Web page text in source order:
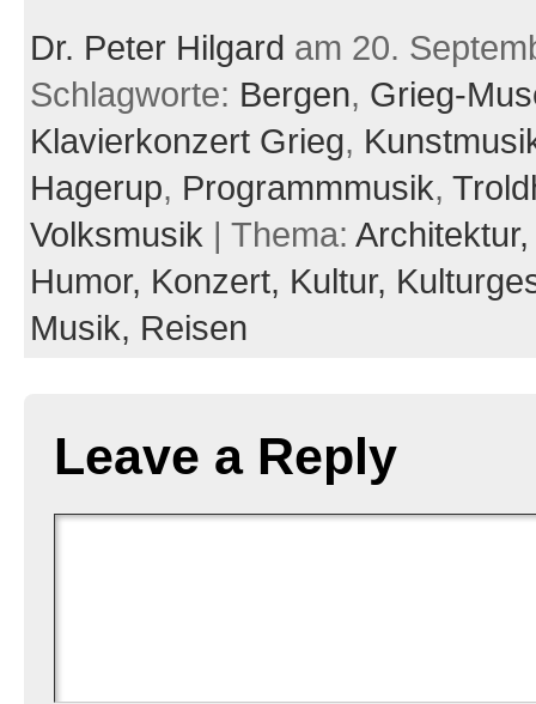
Dr. Peter Hilgard am 20.
Schlagworte: Bergen, Grieg-
Klavierkonzert Grieg,
Hagerup, Programmmusik,
Volksmusik | Thema:
Humor, Konzert, Kultur,
Musik, Reisen
Leave a Reply